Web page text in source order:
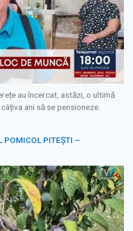
au încercat, astăzi, o ultimă
ani să se pensioneze.
POMICOL PITEȘTI –